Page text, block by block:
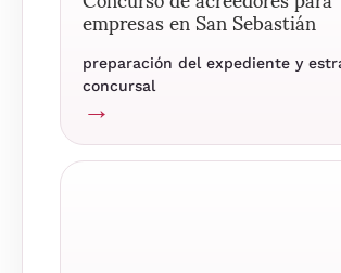
empresas en San Sebastián
preparación del expediente y
concursal
→